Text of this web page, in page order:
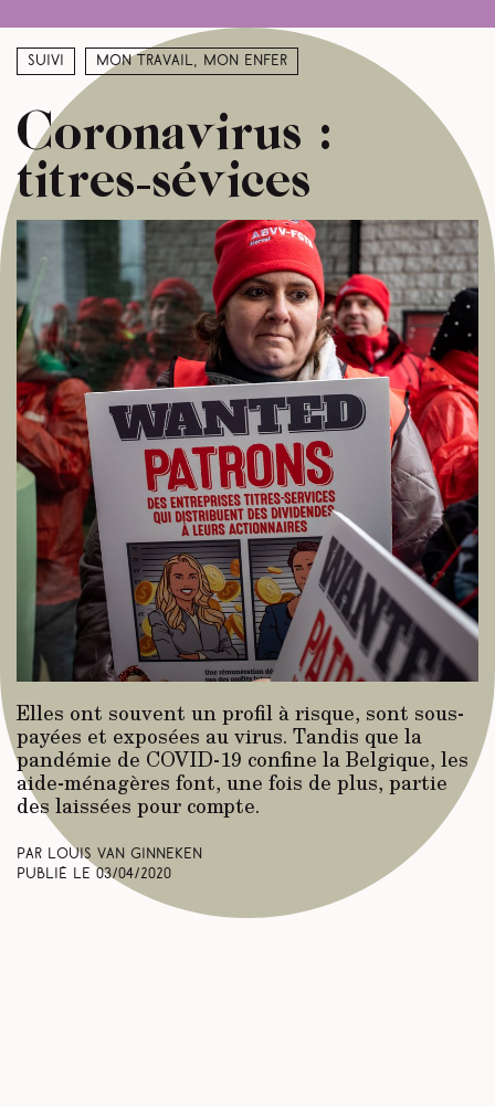
Suivi Mon travail, mon enfer
Coronavirus :
titres-sévices
Elles ont souvent un profil à risque, sont sous-
payées et exposées au virus. Tandis que la
pandémie de COVID-19 confine la Belgique, les
aide-ménagères font, une fois de plus, partie
des laissées pour compte.
Par Louis Van Ginneken
Publié le 03/04/2020